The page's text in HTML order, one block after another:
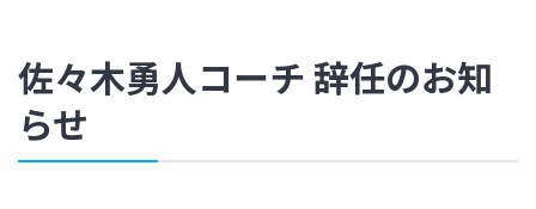
佐々木勇人コーチ 辞任のお知
らせ